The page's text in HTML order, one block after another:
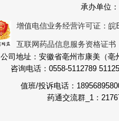
承办单位
增值电信业务经营许可证：皖
互联网药品信息服务资格证
公司地址：安徽省亳州市康美（
咨询电话：0558-5112789
值班/投诉电话：
药通交流群_1：